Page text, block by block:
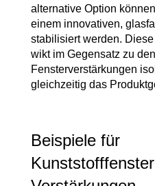
alternative Option
einem innovativen,
stabilisiert werden.
wikt im Gegensatz zu
Fensterverstärkungen
gleichzeitig das
Beispiele für